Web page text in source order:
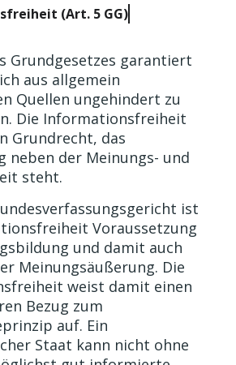
(Art. 5 GG)
Grundgesetzes garantiert
aus allgemein
Quellen ungehindert zu
Die Informationsfreiheit
Grundrecht, das
neben der Meinungs- und
steht.
ist
Voraussetzung
und damit auch
Meinungsäußerung. Die
weist damit einen
Bezug zum
auf. Ein
Staat kann nicht ohne